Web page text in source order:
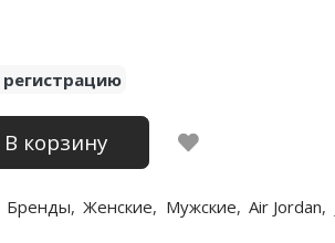
регистрацию
В корзину
Бренды, Женские, Мужские, Air Jordan,